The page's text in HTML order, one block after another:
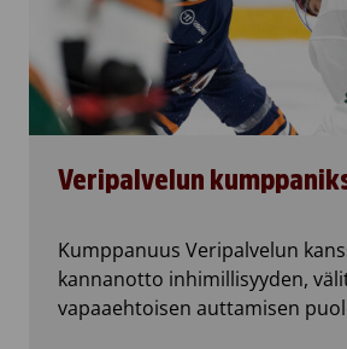
Veripalvelun
Kumppanuus Veripalvelun
kannanotto inhimillisyyden,
vapaaehtoisen auttamisen